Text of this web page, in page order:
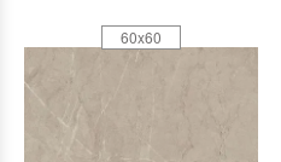
60x60